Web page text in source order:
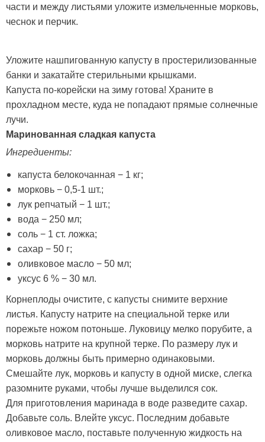
части и между листьями уложите измельченные морковь,
чеснок и перчик.
Уложите нашпигованную капусту в простерилизованные
банки и закатайте стерильными крышками.
Капуста по-корейски на зиму готова! Храните в
прохладном месте, куда не попадают прямые солнечные
лучи.
Маринованная сладкая капуста
Ингредиенты:
капуста белокочанная − 1 кг;
морковь − 0,5-1 шт.;
лук репчатый − 1 шт.;
вода − 250 мл;
соль − 1 ст. ложка;
сахар − 50 г;
оливковое масло − 50 мл;
уксус 6 % − 30 мл.
Корнеплоды очистите, с капусты снимите верхние
листья. Капусту натрите на специальной терке или
порежьте ножом потоньше. Луковицу мелко порубите, а
морковь натрите на крупной терке. По размеру лук и
морковь должны быть примерно одинаковыми.
Смешайте лук, морковь и капусту в одной миске, слегка
разомните руками, чтобы лучше выделился сок.
Для приготовления маринада в воде разведите сахар.
Добавьте соль. Влейте уксус. Последним добавьте
оливковое масло, поставьте полученную жидкость на